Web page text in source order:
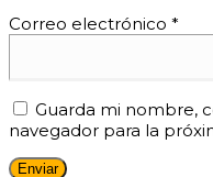
Correo electrónico *
Guarda mi nombre,
navegador para la